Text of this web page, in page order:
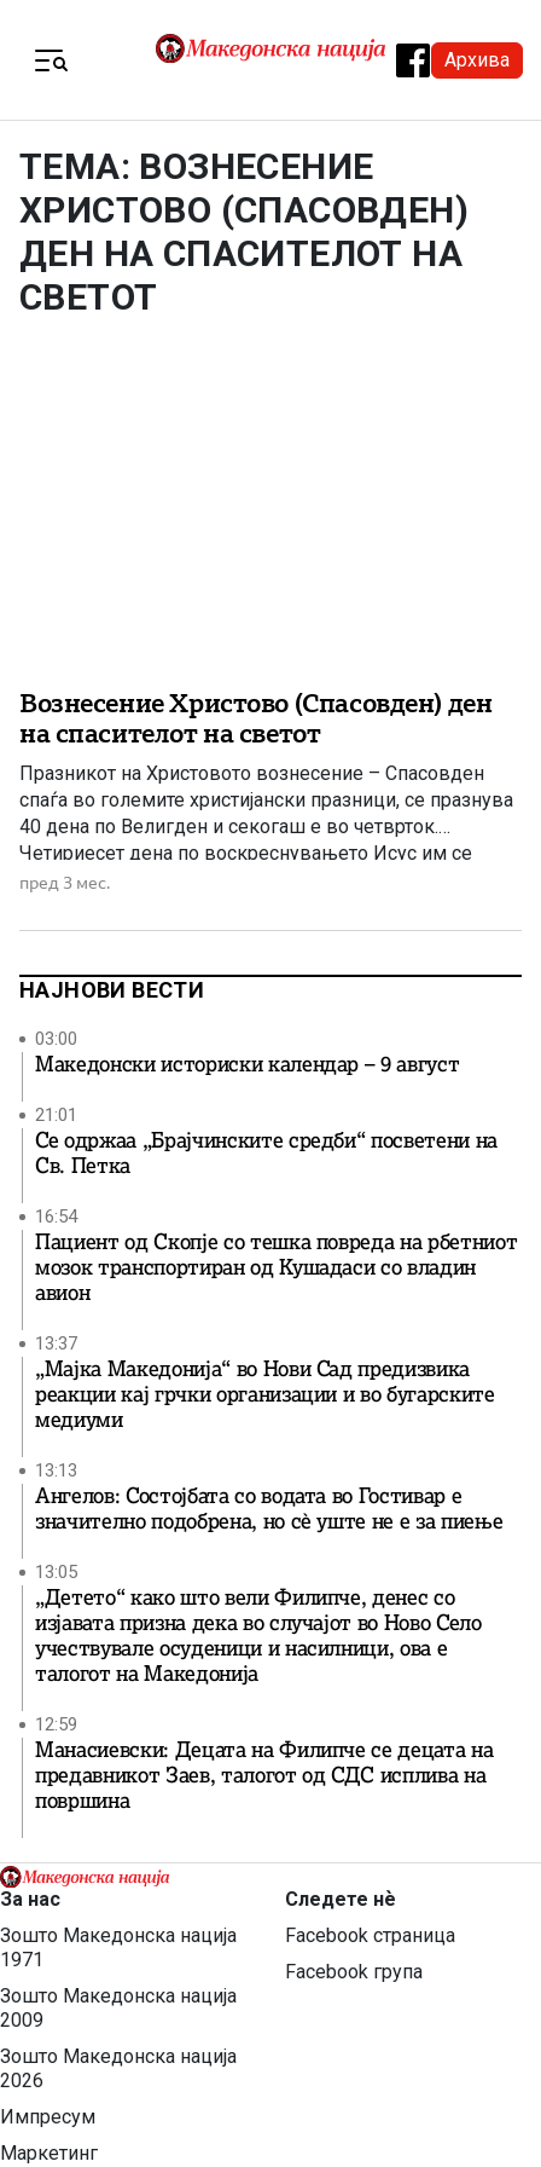
Архива
ТЕМА: ВОЗНЕСЕНИЕ
ХРИСТОВО (СПАСОВДЕН)
ДЕН НА СПАСИТЕЛОТ НА
СВЕТОТ
Вознесение Христово (Спасовден) ден
на спасителот на светот
Празникот на Христовото вознесение – Спасовден
спаѓа во големите христијански празници, се празнува
40 дена по Велигден и секогаш е во четврток.
Четириесет дена по воскреснувањето Исус им се
јавувал на своите ученици и ги подготвувал за нивната
поздравуваат со христијанскиот поздрав „Христос
пред 3 мес.
НАЈНОВИ ВЕСТИ
03:00
Македонски историски календар – 9 август
21:01
Се одржаа „Брајчинските средби“ посветени на
Св. Петка
16:54
Пациент од Скопје со тешка повреда на рбетниот
мозок транспортиран од Кушадаси со владин
авион
13:37
„Мајка Македонија“ во Нови Сад предизвика
реакции кај грчки организации и во бугарските
медиуми
13:13
Ангелов: Состојбата со водата во Гостивар е
значително подобрена, но сè уште не е за пиење
13:05
„Детето“ како што вели Филипче, денес со
изјавата призна дека во случајот во Ново Село
учествувале осуденици и насилници, ова е
талогот на Македонија
12:59
Манасиевски: Децата на Филипче се децата на
предавникот Заев, талогот од СДС исплива на
површина
За нас
Зошто Македонска нација
1971
Зошто Македонска нација
2009
Зошто Македонска нација
2026
Импресум
Маркетинг
Следете нѐ
Facebook страница
Facebook група